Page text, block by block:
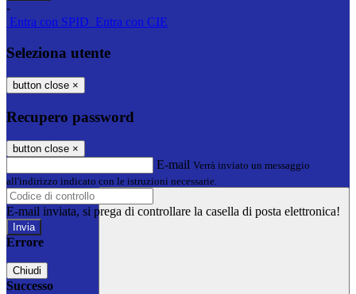
-
Entra con SPID Entra con CIE
Seleziona utente
button close ×
Recupero password
button close ×
E-mail Verrà inviato un messaggio
all'indirizzo indicato con le istruzioni necessarie.
E-mail inviata, si prega di controllare la casella di posta elettronica!
Errore
Chiudi
Successo